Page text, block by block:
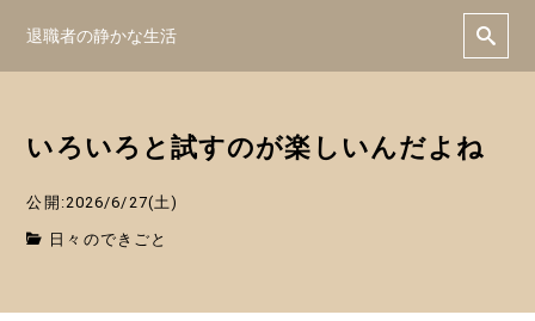
退職者の静かな生活
いろいろと試すのが楽しいんだよね
公開:2026/6/27(土)
日々のできごと